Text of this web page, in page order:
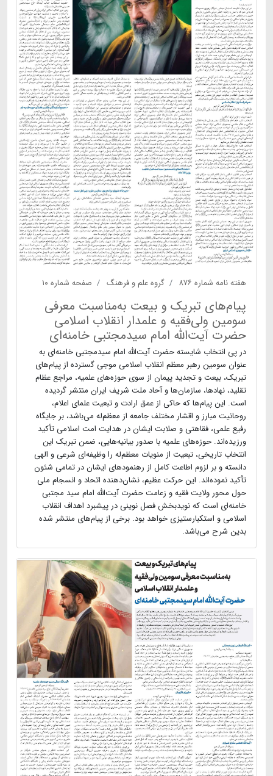
هفته نامه شماره ۸۷۶ گروه علم و فرهنگ صفحه شماره ۱۰
پیام‌های تبریک و بیعت به‌مناسبت معرفی
سومین ولی‌فقیه و علمدار انقلاب اسلامی
حضرت آیت‌الله امام سیدمجتبی خامنه‌ای
در پی انتخاب شایسته حضرت آیت‌الله امام سیدمجتبی خامنه‌ای به
عنوان سومین رهبر معظم انقلاب اسلامی موجی گسترده از پیام‌های
تبریک، بیعت و تجدید پیمان از سوی حوزه‌های علمیه، مراجع عظام
تقلید، نهادها، سازمان‌ها و آحاد ملت شریف ایران منتشر گردیده
است. این پیام‌ها که حاکی از عمق ارادت و تبعیت علمای اعلام،
روحانیت مبارز و اقشار مختلف جامعه از معظم‌له می‌باشد، بر جایگاه
رفیع علمی، فقاهتی و صلابت ایشان در هدایت امت اسلامی تأکید
ورزیده‌اند. حوزه‌های علمیه با صدور بیانیه‌هایی، ضمن تبریک این
انتخاب تاریخی، تبعیت از منویات معظم‌له را وظیفه‌ای شرعی و الهی
دانسته و بر لزوم اطاعت کامل از رهنمودهای ایشان در تمامی شئون
تأکید نموده‌اند. این حرکت عظیم، نشان‌دهنده اتحاد و انسجام ملی
حول محور ولایت فقیه و زعامت حضرت آیت‌الله امام سید مجتبی
خامنه‌ای است که نویدبخش فصل نوینی در پیشبرد اهداف انقلاب
اسلامی و استکبارستیزی خواهد بود. برخی از پیام‌های منتشر شده
بدین شرح می‌باشد.